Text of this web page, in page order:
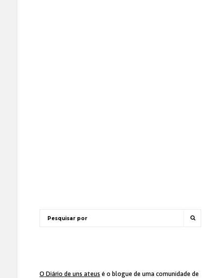
O Diário de uns ateus é o blogue de uma comunidade de